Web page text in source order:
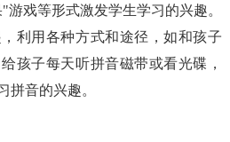
戏等形式激发学生学习的兴趣。
利用各种方式和途径，如和孩子
孩子每天听拼音磁带或看光碟，
拼音的兴趣。